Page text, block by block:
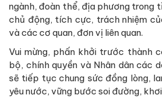
ngành, đoàn thể, địa phương trong
chủ động, tích cực, trách nhiệm
và các cơ quan, đơn vị liên quan.
Vui mừng, phấn khởi trước thành
bộ, chính quyền và Nhân dân các
sẽ tiếp tục chung sức đồng lòng,
yêu nước, vững bước soi đường,